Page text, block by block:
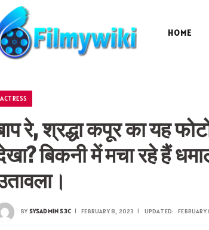
HOME
ACTRESS
रे, श्रद्धा कपूर का यह
बिकनी में मचा रहे हैं
BY SYSADMIN S3C FEBRUARY 8, 2023 UPDATED: